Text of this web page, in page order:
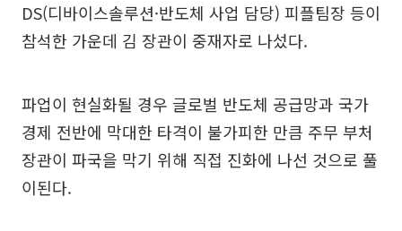
DS(디바이스솔루션·반도체 사업 담당) 피플팀장 등이
참석한 가운데 김 장관이 중재자로 나섰다.
파업이 현실화될 경우 글로벌 반도체 공급망과 국가
경제 전반에 막대한 타격이 불가피한 만큼 주무 부처
장관이 파국을 막기 위해 직접 진화에 나선 것으로 풀
이된다.